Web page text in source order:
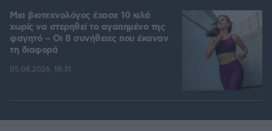
Μια βιοτεχνολόγος έχασε 10 κιλά
χωρίς να στερηθεί το αγαπημένο της
φαγητό – Οι 8 συνήθειες που έκαναν
τη διαφορά
05.08.2026, 18:31